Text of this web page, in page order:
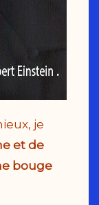
je
et de
bouge